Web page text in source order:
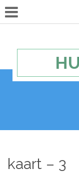
kaart – 3